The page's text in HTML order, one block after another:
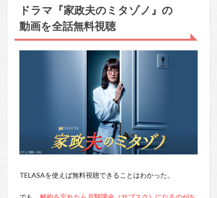
ドラマ『家政夫のミタゾノ』の
動画を全話無料視聴
TELASAを使えば無料視聴できることはわかった。